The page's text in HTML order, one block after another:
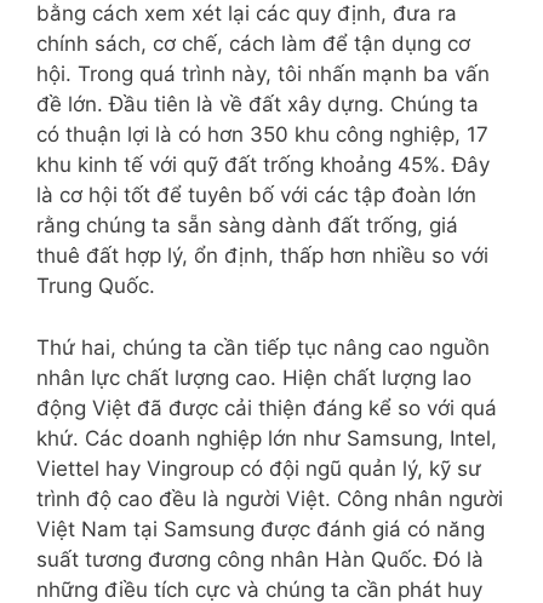
bằng cách xem xét lại các quy định, đưa ra
chính sách, cơ chế, cách làm để tận dụng cơ
hội. Trong quá trình này, tôi nhấn mạnh ba vấn
đề lớn. Đầu tiên là về đất xây dựng. Chúng ta
có thuận lợi là có hơn 350 khu công nghiệp, 17
khu kinh tế với quỹ đất trống khoảng 45%. Đây
là cơ hội tốt để tuyên bố với các tập đoàn lớn
rằng chúng ta sẵn sàng dành đất trống, giá
thuê đất hợp lý, ổn định, thấp hơn nhiều so với
Trung Quốc.
Thứ hai, chúng ta cần tiếp tục nâng cao nguồn
nhân lực chất lượng cao. Hiện chất lượng lao
động Việt đã được cải thiện đáng kể so với quá
khứ. Các doanh nghiệp lớn như Samsung, Intel,
Viettel hay Vingroup có đội ngũ quản lý, kỹ sư
trình độ cao đều là người Việt. Công nhân người
Việt Nam tại Samsung được đánh giá có năng
suất tương đương công nhân Hàn Quốc. Đó là
những điều tích cực và chúng ta cần phát huy